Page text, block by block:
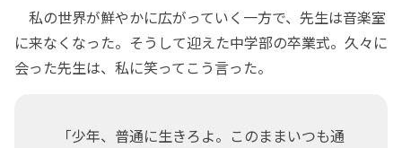
私の世界が鮮やかに広がっていく一方で、先生は音楽室
に来なくなった。そうして迎えた中学部の卒業式。久々に
会った先生は、私に笑ってこう言った。
「少年、普通に生きろよ。このままいつも通